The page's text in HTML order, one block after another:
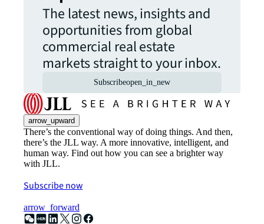
The latest news, insights and
opportunities from global
commercial real estate
markets straight to your inbox.
Subscribeopen_in_new
arrow_upward
There’s the conventional way of doing things. And then,
there’s the JLL way. A more innovative, intelligent, and
human way. Find out how you can see a brighter way
with JLL.
Subscribe now
arrow_forward